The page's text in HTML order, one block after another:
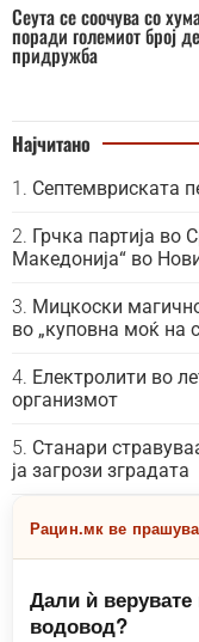
Сеута се соочува со
поради големиот број
придружба
Најчитано
Септемвриската
Грчка партија во
Македонија“ во
Мицкоски
во „куповна моќ на
Електролити во
организмот
Станари
ја загрози зградата
Рацин.мк ве
Дали ѝ
водовод?